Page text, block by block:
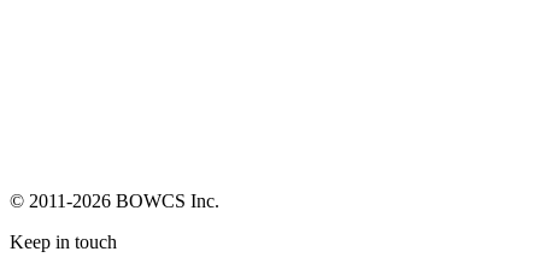
© 2011-2026 BOWCS Inc.
Keep in touch